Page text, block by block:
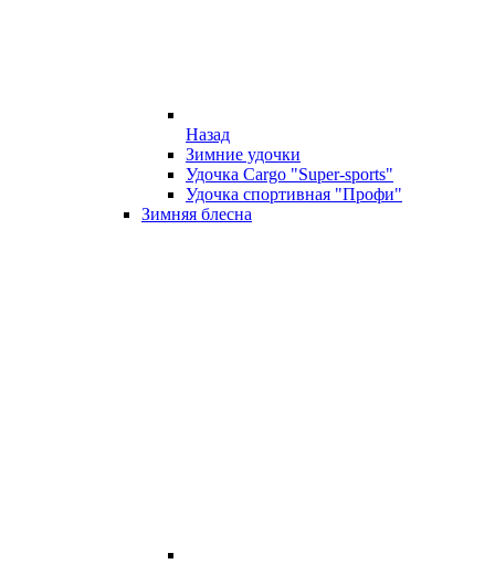
Назад
Зимние удочки
Удочка Cargo "Super-sports"
Удочка спортивная "Профи"
Зимняя блесна